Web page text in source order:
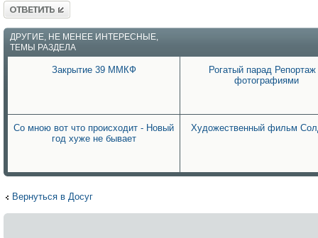
Ответить
ДРУГИЕ, НЕ МЕНЕЕ ИНТЕРЕСНЫЕ,
ТЕМЫ РАЗДЕЛА
Закрытие 39 ММКФ
Рогатый парад Репортаж
фотографиями
Со мною вот что происходит - Новый
год хуже не бывает
Художественный фильм
Вернуться в Досуг